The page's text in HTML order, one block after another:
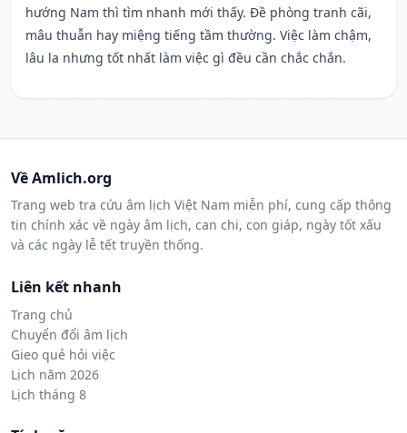
hướng Nam thì tìm nhanh mới thấy. Đề phòng tranh cãi,
mâu thuẫn hay miệng tiếng tầm thường. Việc làm chậm,
lâu la nhưng tốt nhất làm việc gì đều cần chắc chắn.
Về Amlich.org
Trang web tra cứu âm lịch Việt Nam miễn phí, cung cấp thông
tin chính xác về ngày âm lịch, can chi, con giáp, ngày tốt xấu
và các ngày lễ tết truyền thống.
Liên kết nhanh
Trang chủ
Chuyển đổi âm lịch
Gieo quẻ hỏi việc
Lịch năm 2026
Lịch tháng 8